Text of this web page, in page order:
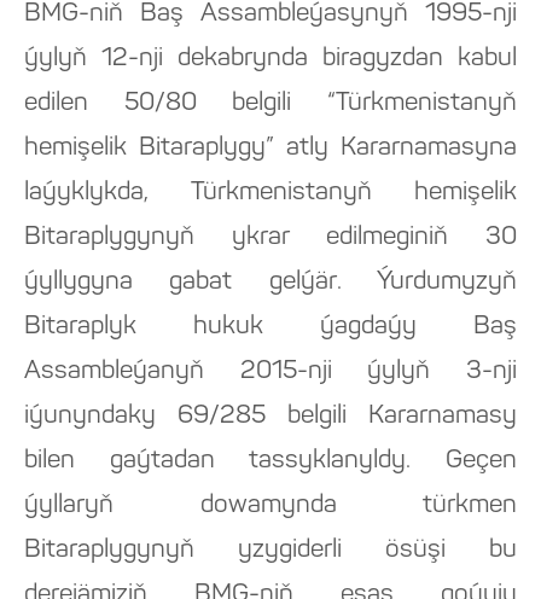
BMG-niň Baş Assambleýasynyň 1995-nji
ýylyň 12-nji dekabrynda biragyzdan kabul
edilen 50/80 belgili “Türkmenistanyň
hemişelik Bitaraplygy” atly Kararnamasyna
laýyklykda, Türkmenistanyň hemişelik
Bitaraplygynyň ykrar edilmeginiň 30
ýyllygyna gabat gelýär. Ýurdumyzyň
Bitaraplyk hukuk ýagdaýy Baş
Assambleýanyň 2015-nji ýylyň 3-nji
iýunyndaky 69/285 belgili Kararnamasy
bilen gaýtadan tassyklanyldy. Geçen
ýyllaryň dowamynda türkmen
Bitaraplygynyň yzygiderli ösüşi bu